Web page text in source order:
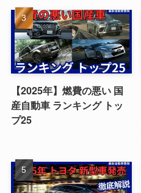
【2025年】燃費の悪い 国
産自動車 ランキング トッ
プ25